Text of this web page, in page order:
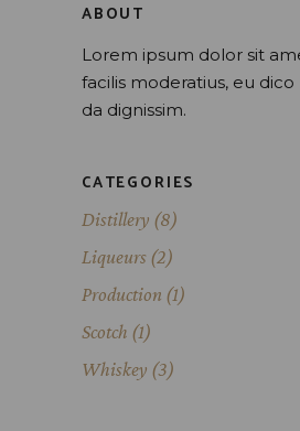
ABOUT
Lorem ipsum dolor sit
facilis moderatius, eu
da dignissim.
CATEGORIES
Distillery (8)
Liqueurs (2)
Production (1)
Scotch (1)
Whiskey (3)